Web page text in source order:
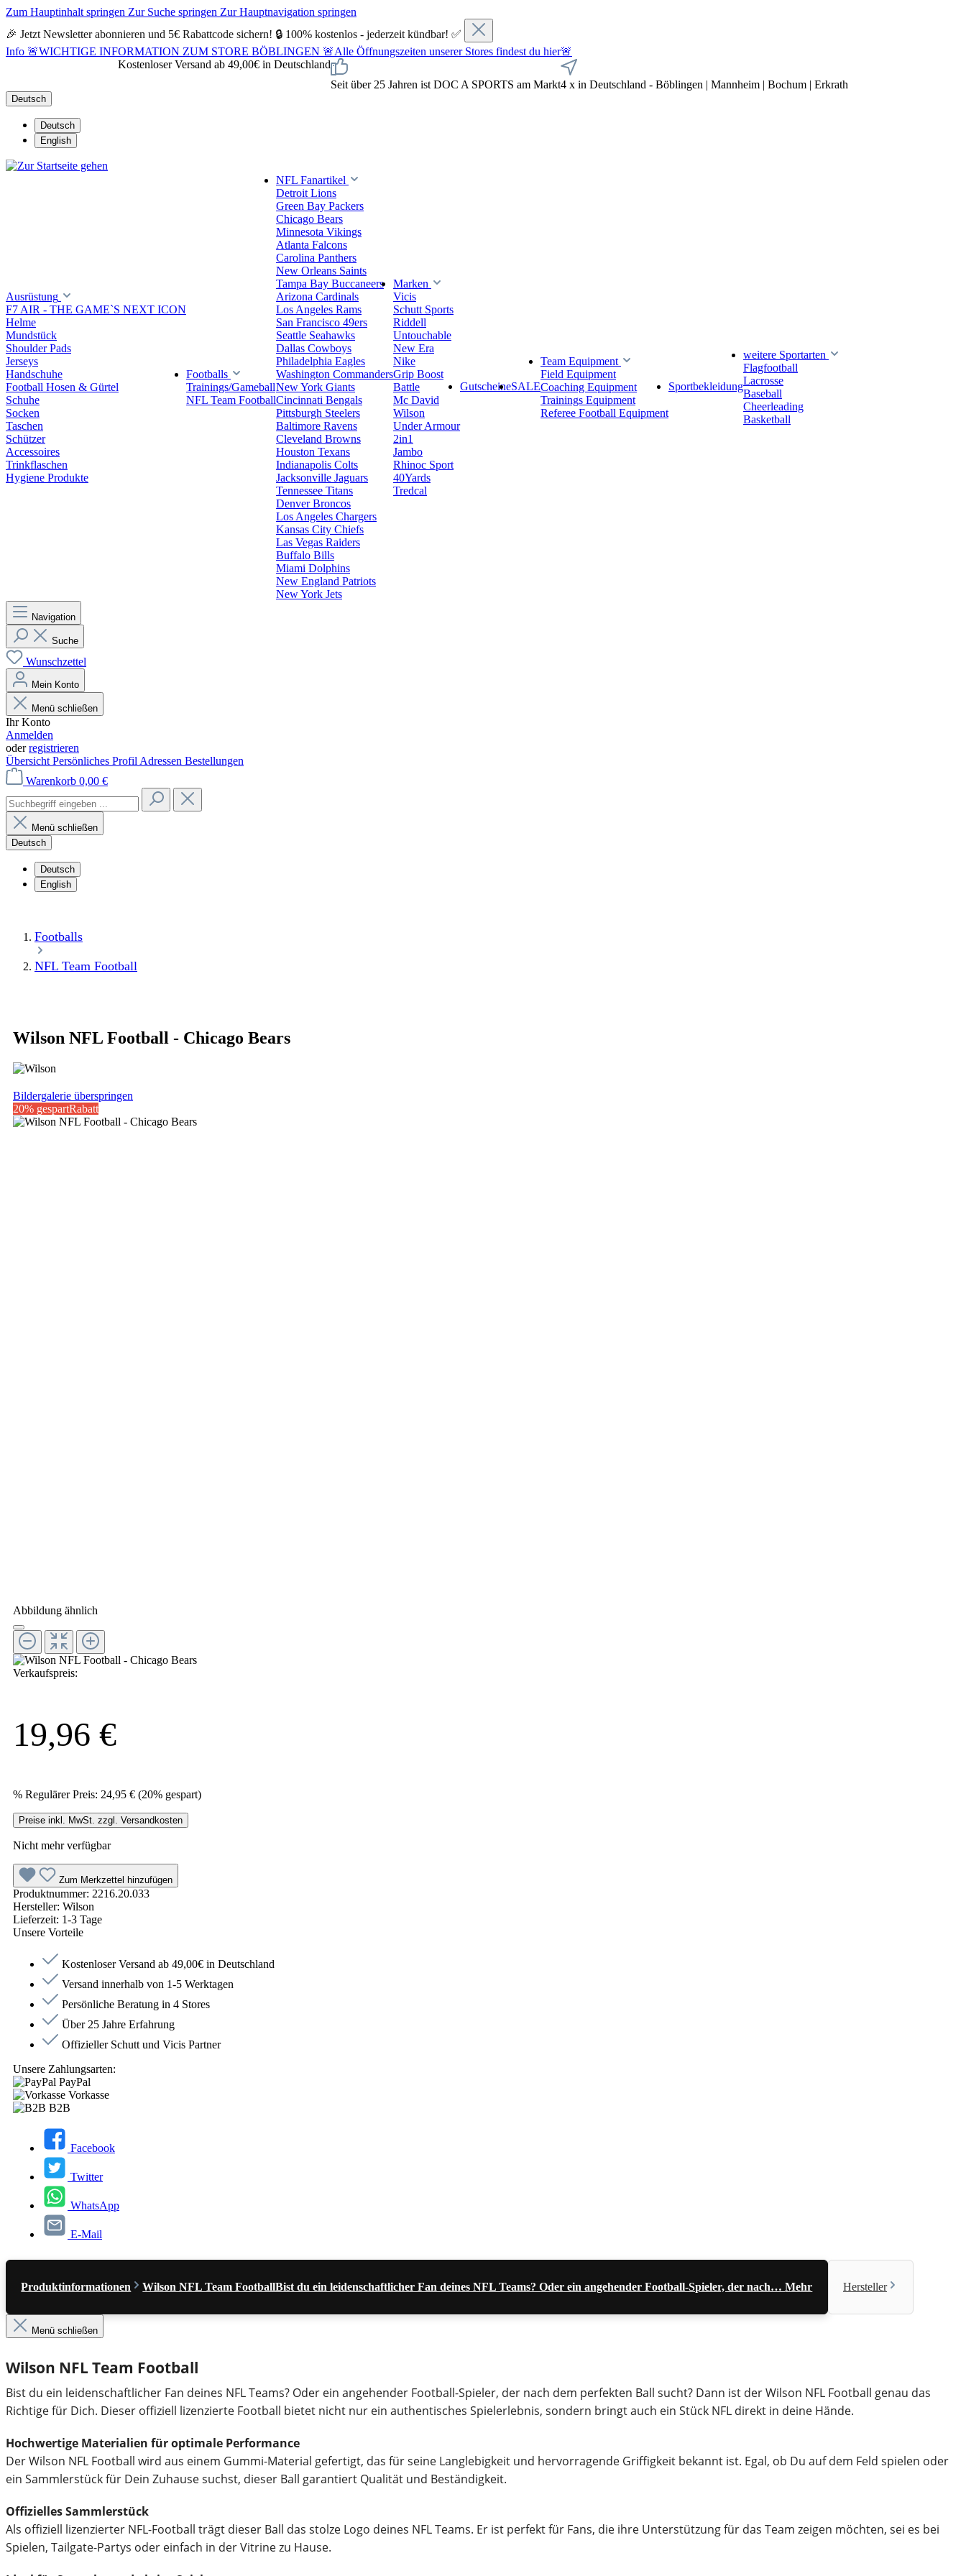
Zum Hauptinhalt springen Zur Suche springen Zur Hauptnavigation springen
🎉 Jetzt Newsletter abonnieren und 5€ Rabattcode sichern! 🔒 100% kostenlos - jederzeit kündbar! ✅
Info 🚨WICHTIGE INFORMATION ZUM STORE BÖBLINGEN 🚨Alle Öffnungszeiten unserer Stores findest du hier🚨
Kostenloser Versand ab 49,00€ in Deutschland
Seit über 25 Jahren ist DOC A SPORTS am Markt4 x in Deutschland - Böblingen | Mannheim | Bochum | Erkrath
Deutsch
Deutsch
English
Ausrüstung
F7 AIR - THE GAME`S NEXT ICON
Helme
Mundstück
Shoulder Pads
Jerseys
Handschuhe
Football Hosen & Gürtel
Schuhe
Socken
Taschen
Schützer
Accessoires
Trinkflaschen
Hygiene Produkte
Footballs
Trainings/Gameball
NFL Team Football
NFL Fanartikel
Detroit Lions
Green Bay Packers
Chicago Bears
Minnesota Vikings
Atlanta Falcons
Carolina Panthers
New Orleans Saints
Tampa Bay Buccaneers
Arizona Cardinals
Los Angeles Rams
San Francisco 49ers
Seattle Seahawks
Dallas Cowboys
Philadelphia Eagles
Washington Commanders
New York Giants
Cincinnati Bengals
Pittsburgh Steelers
Baltimore Ravens
Cleveland Browns
Houston Texans
Indianapolis Colts
Jacksonville Jaguars
Tennessee Titans
Denver Broncos
Los Angeles Chargers
Kansas City Chiefs
Las Vegas Raiders
Buffalo Bills
Miami Dolphins
New England Patriots
New York Jets
Marken
Vicis
Schutt Sports
Riddell
Untouchable
New Era
Nike
Grip Boost
Battle
Mc David
Wilson
Under Armour
2in1
Jambo
Rhinoc Sport
40Yards
Tredcal
GutscheineSALE
Team Equipment
Field Equipment
Coaching Equipment
Trainings Equipment
Referee Football Equipment
Sportbekleidung
weitere Sportarten
Flagfootball
Lacrosse
Baseball
Cheerleading
Basketball
Navigation
Suche
Wunschzettel
Mein Konto
Menü schließen
Ihr Konto
Anmelden
oderregistrieren
Übersicht Persönliches Profil Adressen Bestellungen
Warenkorb 0,00 €
Menü schließen
Deutsch
Deutsch
English
Footballs
NFL Team Football
Wilson NFL Football - Chicago Bears
Bildergalerie überspringen
20% gespartRabatt
Abbildung ähnlich
Verkaufspreis:
19,96 €
% Regulärer Preis: 24,95 € (20% gespart)
Preise inkl. MwSt. zzgl. Versandkosten
Nicht mehr verfügbar
Zum Merkzettel hinzufügen
Produktnummer: 2216.20.033
Hersteller: Wilson
Lieferzeit: 1-3 Tage
Unsere Vorteile
Kostenloser Versand ab 49,00€ in Deutschland
Versand innerhalb von 1-5 Werktagen
Persönliche Beratung in 4 Stores
Über 25 Jahre Erfahrung
Offizieller Schutt und Vicis Partner
Unsere Zahlungsarten:
PayPal
Vorkasse
B2B
Facebook
Twitter
WhatsApp
E-Mail
Produktinformationen Wilson NFL Team FootballBist du ein leidenschaftlicher Fan deines NFL Teams? Oder ein angehender Football-Spieler, der nach…Mehr Hersteller
Menü schließen
Wilson NFL Team Football
Bist du ein leidenschaftlicher Fan deines NFL Teams? Oder ein angehender Football-Spieler, der nach dem perfekten Ball sucht? Dann ist der Wilson NFL Football genau das
Richtige für Dich. Dieser offiziell lizenzierte Football bietet nicht nur ein authentisches Spielerlebnis, sondern bringt auch ein Stück NFL direkt in deine Hände.
Hochwertige Materialien für optimale Performance
Der Wilson NFL Football wird aus einem Gummi-Material gefertigt, das für seine Langlebigkeit und hervorragende Griffigkeit bekannt ist. Egal, ob Du auf dem Feld spielen oder
ein Sammlerstück für Dein Zuhause suchst, dieser Ball garantiert Qualität und Beständigkeit.
Offizielles Sammlerstück
Als offiziell lizenzierter NFL-Football trägt dieser Ball das stolze Logo deines NFL Teams. Er ist perfekt für Fans, die ihre Unterstützung für das Team zeigen möchten, sei es bei
Spielen, Tailgate-Partys oder einfach in der Vitrine zu Hause.